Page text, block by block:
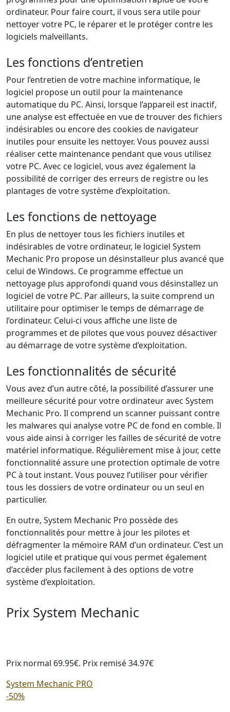
ordinateur. Pour faire court, il vous sera utile pour
nettoyer votre PC, le réparer et le protéger contre les
logiciels malveillants.
Les fonctions d’entretien
Pour l’entretien de votre machine informatique, le
logiciel propose un outil pour la maintenance
automatique du PC. Ainsi, lorsque l’appareil est inactif,
une analyse est effectuée en vue de trouver des fichiers
indésirables ou encore des cookies de navigateur
inutiles pour ensuite les nettoyer. Vous pouvez aussi
réaliser cette maintenance pendant que vous utilisez
votre PC. Avec ce logiciel, vous avez également la
possibilité de corriger des erreurs de registre ou les
plantages de votre système d’exploitation.
Les fonctions de nettoyage
En plus de nettoyer tous les fichiers inutiles et
indésirables de votre ordinateur, le logiciel System
Mechanic Pro propose un désinstalleur plus avancé que
celui de Windows. Ce programme effectue un
nettoyage plus approfondi quand vous désinstallez un
logiciel de votre PC. Par ailleurs, la suite comprend un
utilitaire pour optimiser le temps de démarrage de
l’ordinateur. Celui-ci vous affiche une liste de
programmes et de pilotes que vous pouvez désactiver
au démarrage de votre système d’exploitation.
Les fonctionnalités de sécurité
Vous avez d’un autre côté, la possibilité d’assurer une
meilleure sécurité pour votre ordinateur avec System
Mechanic Pro. Il comprend un scanner puissant contre
les malwares qui analyse votre PC de fond en comble. Il
vous aide ainsi à corriger les failles de sécurité de votre
matériel informatique. Régulièrement mise à jour, cette
fonctionnalité assure une protection optimale de votre
PC à tout instant. Vous pouvez l’utiliser pour vérifier
tous les dossiers de votre ordinateur ou un seul en
particulier.
En outre, System Mechanic Pro possède des
fonctionnalités pour mettre à jour les pilotes et
défragmenter la mémoire RAM d’un ordinateur. C’est un
logiciel utile et pratique qui vous permet également
d’accéder plus facilement à des options de votre
système d’exploitation.
Prix System Mechanic
Prix normal 69.95€. Prix remisé 34.97€
System Mechanic PRO
-50%